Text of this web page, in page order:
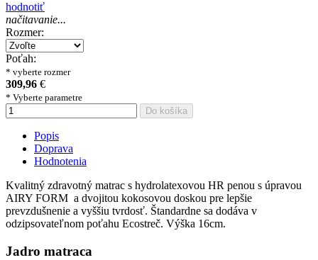
hodnotiť
načitavanie...
Rozmer:
Poťah:
* vyberte rozmer
309,96 €
* Vyberte parametre
Do košíka
Popis
Doprava
Hodnotenia
Kvalitný zdravotný matrac s hydrolatexovou HR penou s úpravou
AIRY FORM a dvojitou kokosovou doskou pre lepšie
prevzdušnenie a vyššiu tvrdosť. Štandardne sa dodáva v
odzipsovateľnom poťahu Ecostreč. Výška 16cm.
Jadro matraca